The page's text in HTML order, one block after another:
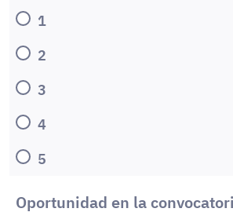
1
2
3
4
5
Oportunidad en la